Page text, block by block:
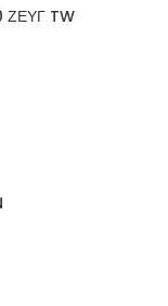
ΖΕΥΓ TW